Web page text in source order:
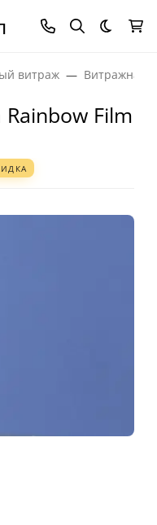
Темная
витраж Витражная
Film